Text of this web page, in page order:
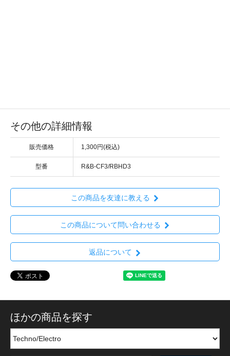
その他の詳細情報
販売価格 1,300円(税込)
型番 R&B-CF3/RBHD3
この商品を友達に教える
この商品について問い合わせる
返品について
ほかの商品を探す